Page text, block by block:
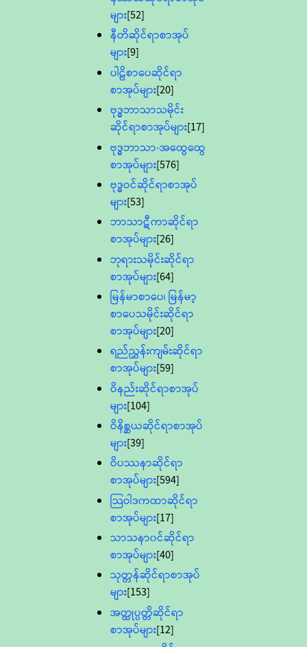
များ[52]
နီတိဆိုင်ရာစာအုပ်
များ[9]
ပါဠိစာပေဆိုင်ရာ
စာအုပ်များ[20]
ဗုဒ္ဓဘာသာသမိုင်း
ဆိုင်ရာစာအုပ်များ[17]
ဗုဒ္ဓဘာသာ-အထွေထွေ
စာအုပ်များ[576]
ဗုဒ္ဓဝင်ဆိုင်ရာစာအုပ်
များ[53]
ဘာသာဋီကာဆိုင်ရာ
စာအုပ်များ[26]
ဘုရားသမိုင်းဆိုင်ရာ
စာအုပ်များ[64]
မြန်မာစာပေ၊ မြန်မာ့
စာပေသမိုင်းဆိုင်ရာ
စာအုပ်များ[20]
ရည်ညွှန်းကျမ်းဆိုင်ရာ
စာအုပ်များ[59]
ဝိနည်းဆိုင်ရာစာအုပ်
များ[104]
ဝိနိစ္ဆယဆိုင်ရာစာအုပ်
များ[39]
ဝိပဿနာဆိုင်ရာ
စာအုပ်များ[594]
သြဝါဒကထာဆိုင်ရာ
စာအုပ်များ[17]
သာသနာ၀င်ဆိုင်ရာ
စာအုပ်များ[40]
သုတ္တန်ဆိုင်ရာစာအုပ်
များ[153]
အတ္ထုပ္ပတ္တိဆိုင်ရာ
စာအုပ်များ[12]